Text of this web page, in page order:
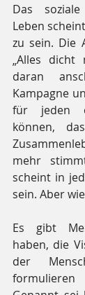
Das
Leben
zu sein. Die
„Alles dicht
daran
Kampagne
für jeden
können,
mehr
scheint in
sein. Aber
Es gibt
haben, die
der